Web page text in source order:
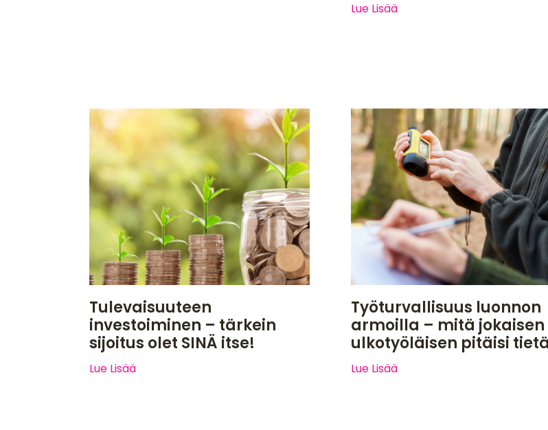
Lue Lisää
Tulevaisuuteen
investoiminen – tärkein
sijoitus olet SINÄ itse!
Lue Lisää
Työturvallisuus luonnon
armoilla – mitä jokaisen
ulkotyöläisen pitäisi
Lue Lisää